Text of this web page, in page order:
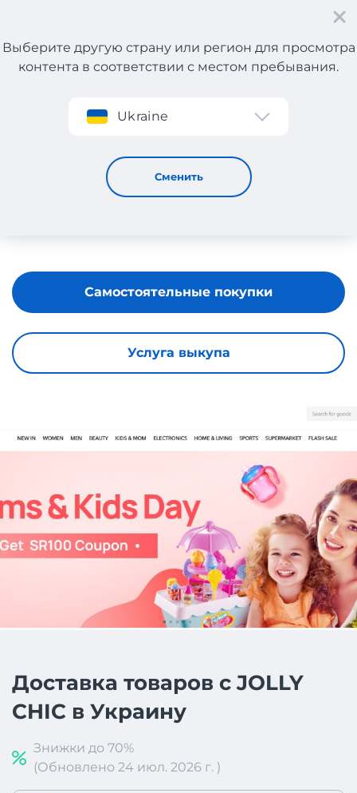
Регистрация
Выберите другую страну или регион для просмотра
контента в соответствии с местом пребывания.
Ukraine
Сменить
JOLLY CHIC
Услуга выкупа
Самостоятельные покупки
Доставка товаров с JOLLY
CHIC в Украину
Знижки до 70%
(Обновлено 24 июл. 2026 г. )